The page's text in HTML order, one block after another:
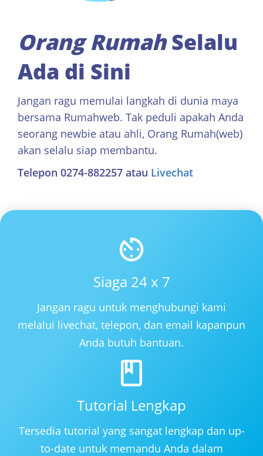
Orang RumahSelalu
Ada di Sini
Jangan ragu memulai langkah di dunia maya
bersama Rumahweb. Tak peduli apakah Anda
seorang newbie atau ahli, Orang Rumah(web)
akan selalu siap membantu.
Telepon 0274-882257 atau Livechat
Siaga 24 x 7
Jangan ragu untuk menghubungi kami
melalui livechat, telepon, dan email kapanpun
Anda butuh bantuan.
Tutorial Lengkap
Tersedia tutorial yang sangat lengkap dan up-
to-date untuk memandu Anda dalam